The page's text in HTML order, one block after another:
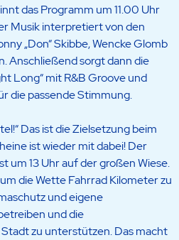
das Programm um 11.00 Uhr
Musik interpretiert von den
„Don“ Skibbe, Wencke Glomb
Anschließend sorgt dann die
Long“ mit R&B Groove und
die passende Stimmung.
Das ist die Zielsetzung beim
ist wieder mit dabei! Der
um 13 Uhr auf der großen Wiese.
die Wette Fahrrad Kilometer zu
und eigene
und die
zu unterstützen. Das macht